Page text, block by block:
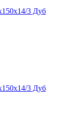
3 Дуб
3 Дуб